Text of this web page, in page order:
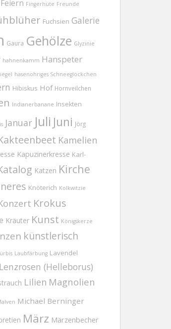
Feiern Fingerhüte Freunde
Fuchsien Galerie
Gaura Gehölze Glyzinie
hahnenkamm Hanspeter
hasenohriges Schneeglöckchen
Hibiskus Hof Hornveilchen
Indianerbanane Insekten
Januar Juli Juni Jörg
Kamelien
Kapuzinerkresse Karl-
Katzen Kirche
Knöterich Kolkwitzie
Krokus
Kräuter Kunst Königskerze
künstlerisch
Laubfärbung Lavendel
Lenzrosen (Helleborus)
Lilien Magnolien
Michael Berninger
März Märzenbecher